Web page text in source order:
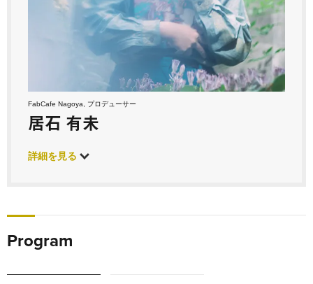
FabCafe Nagoya, プロデューサー
居石 有未
詳細を見る
Program